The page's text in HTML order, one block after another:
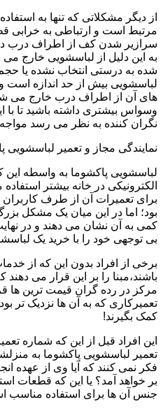
از دیگر مشکلاتی که تنها به
مرتبط است و ارتباطی به خرابی
سرازیر شدن کف از اطراف درب
به این دلیل از لباسشویی خارج می
شده به درستی انتخاب نشده یا
لباسشویی بیش از حد اندازه است
های آن از اطراف درب خارج می
وسواس بیشتری داشته باشید تا
نگران کننده به نظر می رسد
نمایندگی مجاز و تعمیر لباسشویی
لباسشویی پاکشوما به واسطه
الکترونیکی در خانه بیشتر
برای تعمیرات آن از طرف
بود؛ اما در این میان یک مشکل
کمی به آن نشان می دهند و در
بی توجهی خود را با خرید یک
برخی از افراد بدون این که از
باشند،مبنا را بر این قرار می
مرکز در رده گران قیمت ترین ها
تعمیرکاری که به آن ها نزدیک تر
کمک بگیرند!
این افراد قبل از این که شماره
تعمیر لباسشویی پاکشوما به
فکر نمی کنند که آیا وی از عهده
بر خواهد آمد؟ یا این که قطعات
جنس آن ها برای استفاده مناسب